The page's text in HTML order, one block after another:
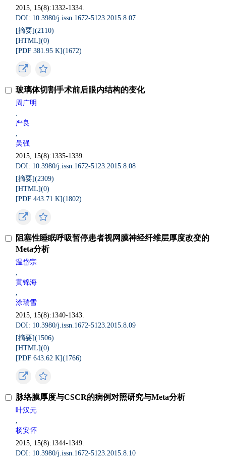
2015, 15(8):1332-1334.
DOI: 10.3980/j.issn.1672-5123.2015.8.07
[摘要](2110)
[HTML](0)
[PDF 381.95 K](1672)
玻璃体切割手术前后眼内结构的变化
周广明
,
严良
,
吴强
2015, 15(8):1335-1339.
DOI: 10.3980/j.issn.1672-5123.2015.8.08
[摘要](2309)
[HTML](0)
[PDF 443.71 K](1802)
阻塞性睡眠呼吸暂停患者视网膜神经纤维层厚度改变的
Meta分析
温岱宗
,
黄锦海
,
涂瑞雪
2015, 15(8):1340-1343.
DOI: 10.3980/j.issn.1672-5123.2015.8.09
[摘要](1506)
[HTML](0)
[PDF 643.62 K](1766)
脉络膜厚度与CSCR的病例对照研究与Meta分析
叶汉元
,
杨安怀
2015, 15(8):1344-1349.
DOI: 10.3980/j.issn.1672-5123.2015.8.10